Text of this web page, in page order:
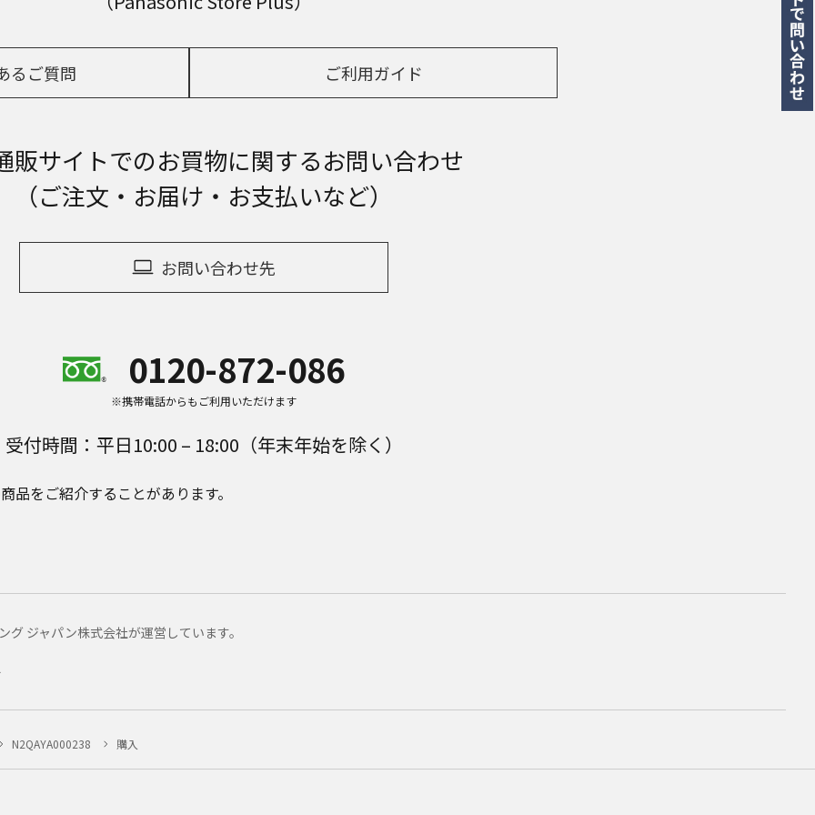
るご質問 ご利用ガイド
販サイトでのお買物に関するお問い合わせ
（ご注文・お届け・お支払いなど）
お問い合わせ先
0120-872-086
※携帯電話からもご利用いただけます
受付時間：平日10:00 – 18:00（年末年始を除く）
品をご紹介することがあります。
ジャパン株式会社が運営しています。
N2QAYA000238 購入